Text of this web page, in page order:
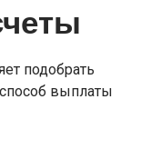
подобрать
выплаты